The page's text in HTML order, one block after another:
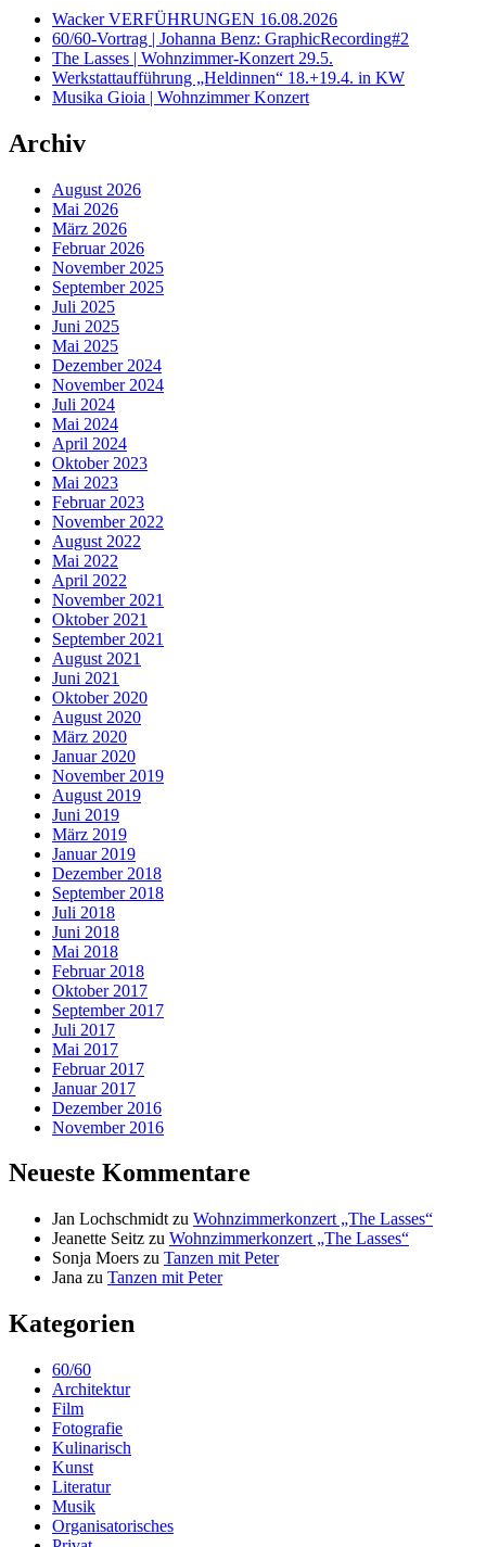
Wacker VERFÜHRUNGEN 16.08.2026
60/60-Vortrag | Johanna Benz: GraphicRecording#2
The Lasses | Wohnzimmer-Konzert 29.5.
Werkstattaufführung „Heldinnen“ 18.+19.4. in KW
Musika Gioia | Wohnzimmer Konzert
Archiv
August 2026
Mai 2026
März 2026
Februar 2026
November 2025
September 2025
Juli 2025
Juni 2025
Mai 2025
Dezember 2024
November 2024
Juli 2024
Mai 2024
April 2024
Oktober 2023
Mai 2023
Februar 2023
November 2022
August 2022
Mai 2022
April 2022
November 2021
Oktober 2021
September 2021
August 2021
Juni 2021
Oktober 2020
August 2020
März 2020
Januar 2020
November 2019
August 2019
Juni 2019
März 2019
Januar 2019
Dezember 2018
September 2018
Juli 2018
Juni 2018
Mai 2018
Februar 2018
Oktober 2017
September 2017
Juli 2017
Mai 2017
Februar 2017
Januar 2017
Dezember 2016
November 2016
Neueste Kommentare
Jan Lochschmidt zu Wohnzimmerkonzert „The Lasses“
Jeanette Seitz zu Wohnzimmerkonzert „The Lasses“
Sonja Moers zu Tanzen mit Peter
Jana zu Tanzen mit Peter
Kategorien
60/60
Architektur
Film
Fotografie
Kulinarisch
Kunst
Literatur
Musik
Organisatorisches